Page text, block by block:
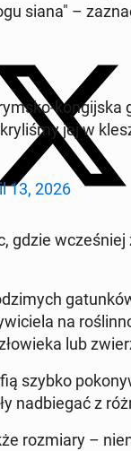
siana" –
jej w
13, 2026
gdzie
na
lub
szybko
nad­bie­gać z
roz­mia­ry –